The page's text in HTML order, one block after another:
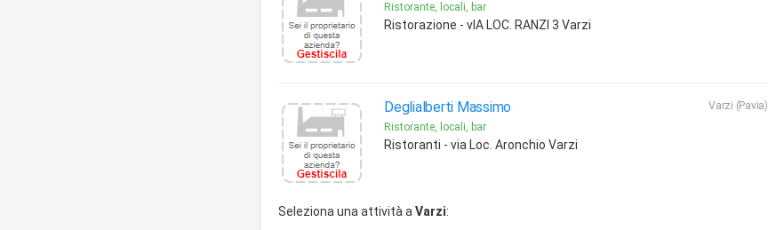
Ristorante, locali, bar
Ristorazione - vIA LOC. RANZI 3 Varzi
Deglialberti Massimo
Varzi (Pavia)
Ristorante, locali, bar
Ristoranti - via Loc. Aronchio Varzi
Seleziona una attività a Varzi: